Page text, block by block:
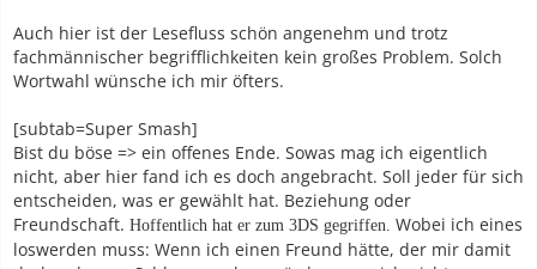
Auch hier ist der Lesefluss schön angenehm und trotz
fachmännischer begrifflichkeiten kein großes Problem. Solch
Wortwahl wünsche ich mir öfters.
[subtab=Super Smash]
Bist du böse => ein offenes Ende. Sowas mag ich eigentlich
nicht, aber hier fand ich es doch angebracht. Soll jeder für sich
entscheiden, was er gewählt hat. Beziehung oder
Freundschaft. Hoffentlich hat er zum 3DS gegriffen. Wobei ich eines
loswerden muss: Wenn ich einen Freund hätte, der mir damit